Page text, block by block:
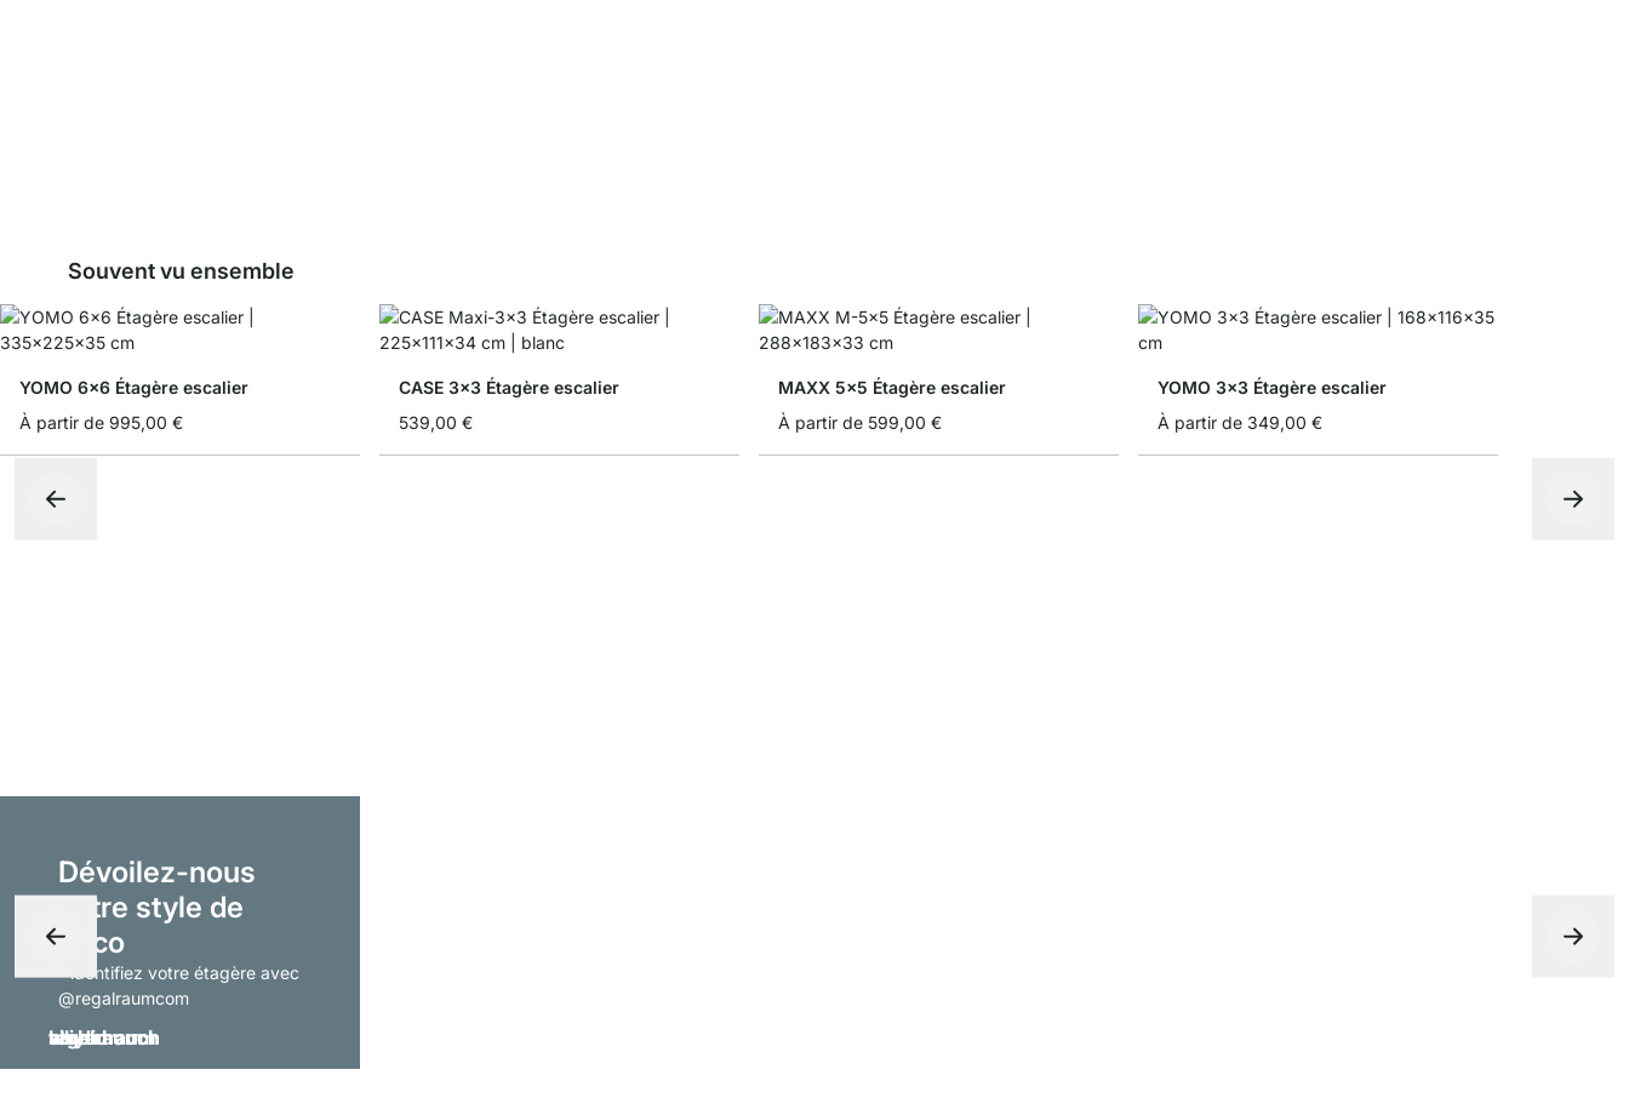
Souvent vu ensemble
YOMO 6x6 Étagère escalier
À partir de 995,00 €
CASE 3x3 Étagère escalier
539,00 €
MAXX 5x5 Étagère escalier
À partir de 599,00 €
YOMO 3x3 Étagère escalier
À partir de 349,00 €
Dévoilez-nous
votre style de
déco
- identifiez votre étagère avec
@regalraumcom